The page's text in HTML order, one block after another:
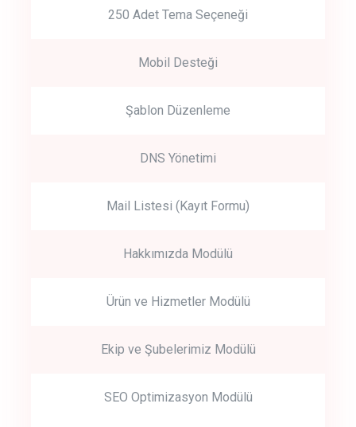
250 Adet Tema Seçeneği
Mobil Desteği
Şablon Düzenleme
DNS Yönetimi
Mail Listesi (Kayıt Formu)
Hakkımızda Modülü
Ürün ve Hizmetler Modülü
Ekip ve Şubelerimiz Modülü
SEO Optimizasyon Modülü